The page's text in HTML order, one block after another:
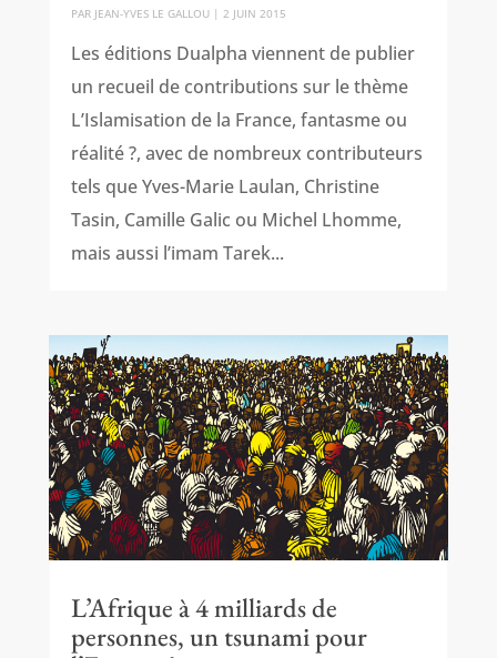
PAR JEAN-YVES LE GALLOU| 2 JUIN 2015
Les éditions Dualpha viennent de publier
un recueil de contributions sur le thème
L’Islamisation de la France, fantasme ou
réalité ?, avec de nombreux contributeurs
tels que Yves-Marie Laulan, Christine
Tasin, Camille Galic ou Michel Lhomme,
mais aussi l’imam Tarek...
L’Afrique à 4 milliards de
personnes, un tsunami pour